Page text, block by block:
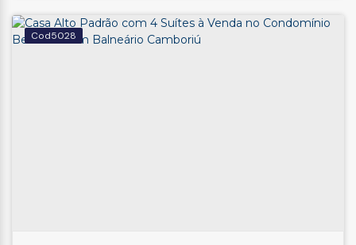
5028